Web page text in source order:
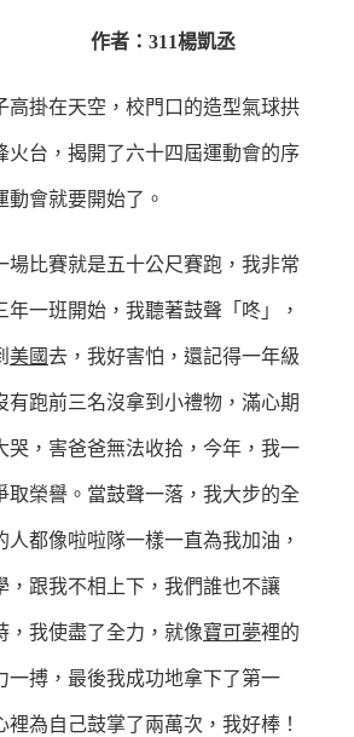
作者：311楊凱丞
高掛在天空，校門口的造型氣球拱
火台，揭開了六十四屆運動會的序
會就要開始了。
場比賽就是五十公尺賽跑，我非常
年一班開始，我聽著鼓聲「咚」，
美國去，我好害怕，還記得一年級
有跑前三名沒拿到小禮物，滿心期
哭，害爸爸無法收拾，今年，我一
取榮譽。當鼓聲一落，我大步的全
人都像啦啦隊一樣一直為我加油，
，跟我不相上下，我們誰也不讓
，我使盡了全力，就像寶可夢裡的
一搏，最後我成功地拿下了第一
裡為自己鼓掌了兩萬次，我好棒！